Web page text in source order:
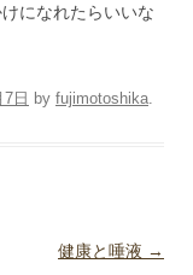
になれたらいいな
7日 by fujimotoshika
健康と唾液 →